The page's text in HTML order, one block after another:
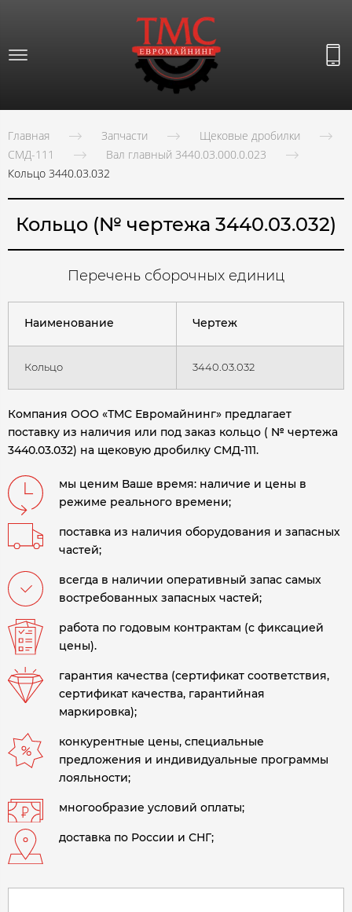
Главная Запчасти
Щековые дробилки
СМД-111
Вал главный 3440.03.000.0.023
Кольцо 3440.03.032
Кольцо (№ чертежа 3440.03.032)
Перечень сборочных единиц
Наименование Чертеж
Кольцо 3440.03.032
Компания ООО «ТМС Евромайнинг» предлагает
поставку из наличия или под заказ кольцо ( № чертежа
3440.03.032) на щековую дробилку СМД-111.
мы ценим Ваше время: наличие и цены в
режиме реального времени;
поставка из наличия оборудования и запасных
частей;
всегда в наличии оперативный запас самых
востребованных запасных частей;
работа по годовым контрактам (с фиксацией
цены).
гарантия качества (сертификат соответствия,
сертификат качества, гарантийная
маркировка);
конкурентные цены, специальные
предложения и индивидуальные программы
лояльности;
многообразие условий оплаты;
доставка по России и СНГ;